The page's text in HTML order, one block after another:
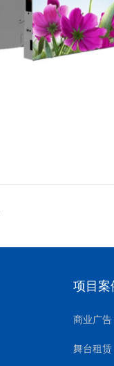
项目案
商业广告
舞台租赁